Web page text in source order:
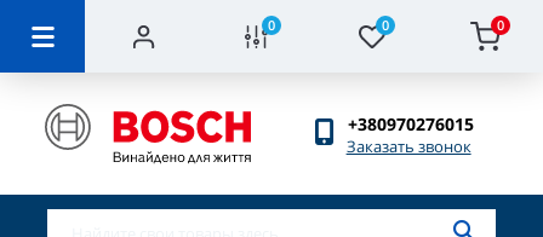
0 0 0
+380970276015
Заказать звонок